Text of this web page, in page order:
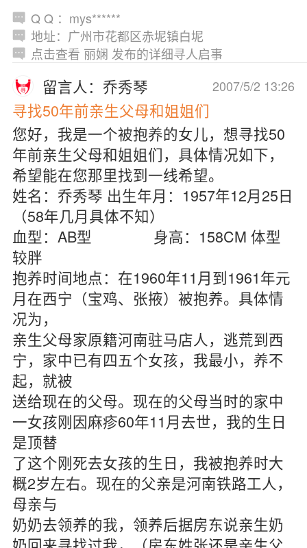
Q Q ：mys******
地址：广州市花都区赤坭镇白坭
点击查看 丽娴 发布的详细寻人启事
2007/5/2 13:26
留言人：乔秀琴
寻找50年前亲生父母和姐姐们
您好，我是一个被抱养的女儿，想寻找50
年前亲生父母和姐姐们，具体情况如下，
希望能在您那里找到一线希望。
姓名：乔秀琴 出生年月：1957年12月25日
（58年几月具体不知）
血型：AB型 身高：158CM 体型
较胖
抱养时间地点：在1960年11月到1961年元
月在西宁（宝鸡、张掖）被抱养。具体情
况为，
亲生父母家原籍河南驻马店人，逃荒到西
宁，家中已有四五个女孩，我最小，养不
起，就被
送给现在的父母。现在的父母当时的家中
一女孩刚因麻疹60年11月去世，我的生日
是顶替
了这个刚死去女孩的生日，我被抱养时大
概2岁左右。现在的父亲是河南铁路工人，
母亲与
奶奶去领养的我，领养后据房东说亲生奶